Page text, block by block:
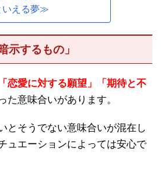
いえる夢≫
示するもの」
「恋愛に対する願望」「期待と不
た意味合いがあります。
とそうでない意味合いが混在し
ュエーションによっては安心で